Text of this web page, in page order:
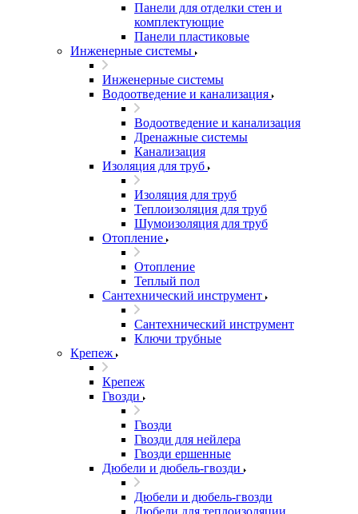
Панели для отделки стен и
комплектующие
Панели пластиковые
Инженерные системы
Инженерные системы
Водоотведение и канализация
Водоотведение и канализация
Дренажные системы
Канализация
Изоляция для труб
Изоляция для труб
Теплоизоляция для труб
Шумоизоляция для труб
Отопление
Отопление
Теплый пол
Сантехнический инструмент
Сантехнический инструмент
Ключи трубные
Крепеж
Крепеж
Гвозди
Гвозди
Гвозди для нейлера
Гвозди ершенные
Дюбели и дюбель-гвозди
Дюбели и дюбель-гвозди
Дюбели для теплоизоляции